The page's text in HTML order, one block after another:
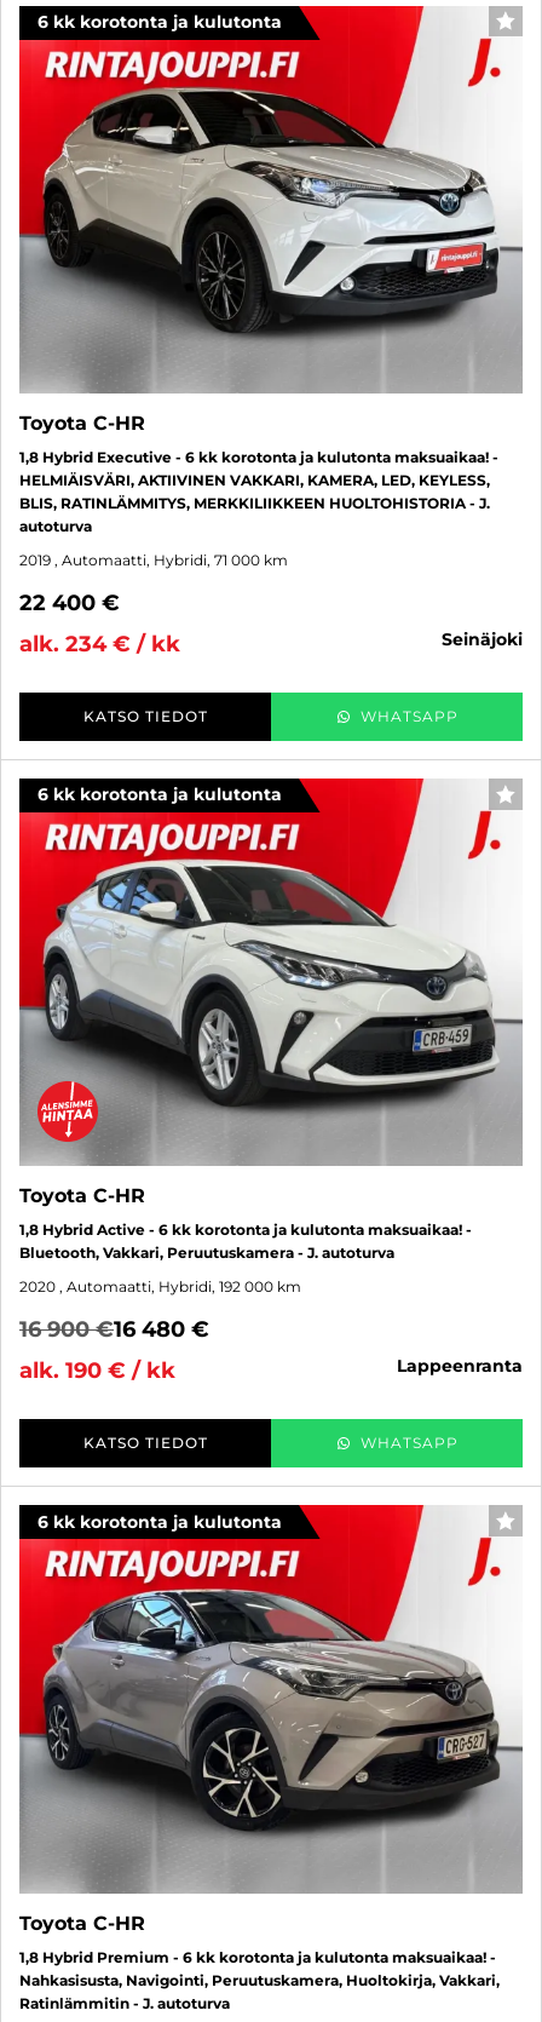
6 kk korotonta ja kulutonta
Toyota C-HR
1,8 Hybrid Executive - 6 kk korotonta ja kulutonta maksuaikaa! -
HELMIÄISVÄRI, AKTIIVINEN VAKKARI, KAMERA, LED, KEYLESS,
BLIS, RATINLÄMMITYS, MERKKILIIKKEEN HUOLTOHISTORIA - J.
autoturva
2019 , Automaatti, Hybridi, 71 000 km
22 400 €
alk. 234 € / kk
seinäjoki
KATSO TIEDOT WHATSAPP
6 kk korotonta ja kulutonta
Toyota C-HR
1,8 Hybrid Active - 6 kk korotonta ja kulutonta maksuaikaa! -
Bluetooth, Vakkari, Peruutuskamera - J. autoturva
2020 , Automaatti, Hybridi, 192 000 km
16 900 €16 480 €
alk. 190 € / kk
lappeenranta
KATSO TIEDOT WHATSAPP
6 kk korotonta ja kulutonta
Toyota C-HR
1,8 Hybrid Premium - 6 kk korotonta ja kulutonta maksuaikaa! -
Nahkasisusta, Navigointi, Peruutuskamera, Huoltokirja, Vakkari,
Ratinlämmitin - J. autoturva